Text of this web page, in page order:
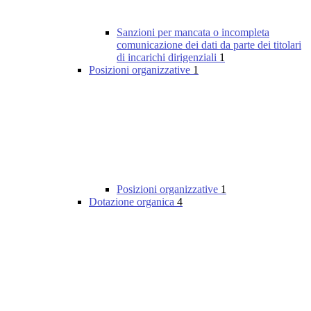
Sanzioni per mancata o incompleta
comunicazione dei dati da parte dei titolari
di incarichi dirigenziali 1
Posizioni organizzative 1
Posizioni organizzative 1
Dotazione organica 4